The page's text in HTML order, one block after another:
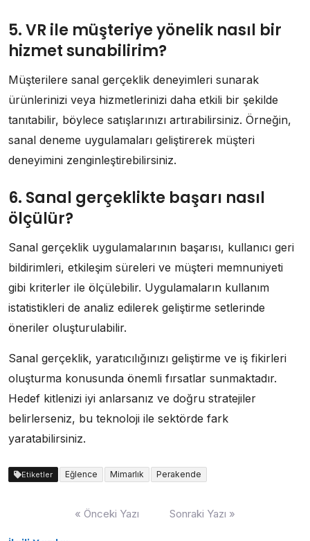
5. VR ile müşteriye yönelik nasıl bir
hizmet sunabilirim?
Müşterilere sanal gerçeklik deneyimleri sunarak
ürünlerinizi veya hizmetlerinizi daha etkili bir şekilde
tanıtabilir, böylece satışlarınızı artırabilirsiniz. Örneğin,
sanal deneme uygulamaları geliştirerek müşteri
deneyimini zenginleştirebilirsiniz.
6. Sanal gerçeklikte başarı nasıl
ölçülür?
Sanal gerçeklik uygulamalarının başarısı, kullanıcı geri
bildirimleri, etkileşim süreleri ve müşteri memnuniyeti
gibi kriterler ile ölçülebilir. Uygulamaların kullanım
istatistikleri de analiz edilerek geliştirme setlerinde
öneriler oluşturulabilir.
Sanal gerçeklik, yaratıcılığınızı geliştirme ve iş fikirleri
oluşturma konusunda önemli fırsatlar sunmaktadır.
Hedef kitlenizi iyi anlarsanız ve doğru stratejiler
belirlerseniz, bu teknoloji ile sektörde fark
yaratabilirsiniz.
Etiketler Eğlence Mimarlık Perakende
« Önceki Yazı Sonraki Yazı »